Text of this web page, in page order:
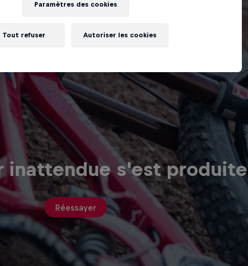
inattendue s'est produite
Réessayer
Paramètres des cookies
Tout refuser Autoriser les cookies